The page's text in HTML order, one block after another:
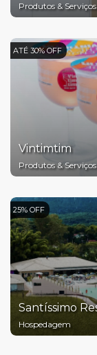
Produtos & Serviços
ATÉ 30% OFF
Vintimtim
Produtos & Serviços
25% OFF
Santíssimo
Hospedagem